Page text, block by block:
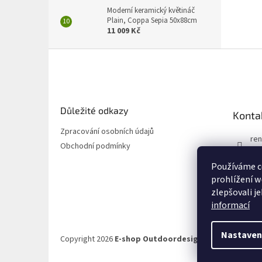
Používáme
prohlížení
zlepšovali
informací
Moderní keramický květináč
Plain, Coppa Sepia 50x88cm
11 009 Kč
Důležité odkazy
Zpracování osobních údajů
Obchodní podmínky
Copyright 2026 E-shop Outdoordesign.cz . Všechna